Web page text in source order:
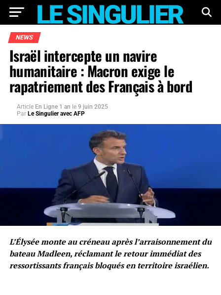
NEWS
Israël intercepte un navire
humanitaire : Macron exige le
rapatriement des Français à bord
Article En Ligne 1 an le 9 juin 2025
Par Le Singulier avec AFP
L’Élysée monte au créneau après l’arraisonnement du
bateau Madleen, réclamant le retour immédiat des
ressortissants français bloqués en territoire israélien.